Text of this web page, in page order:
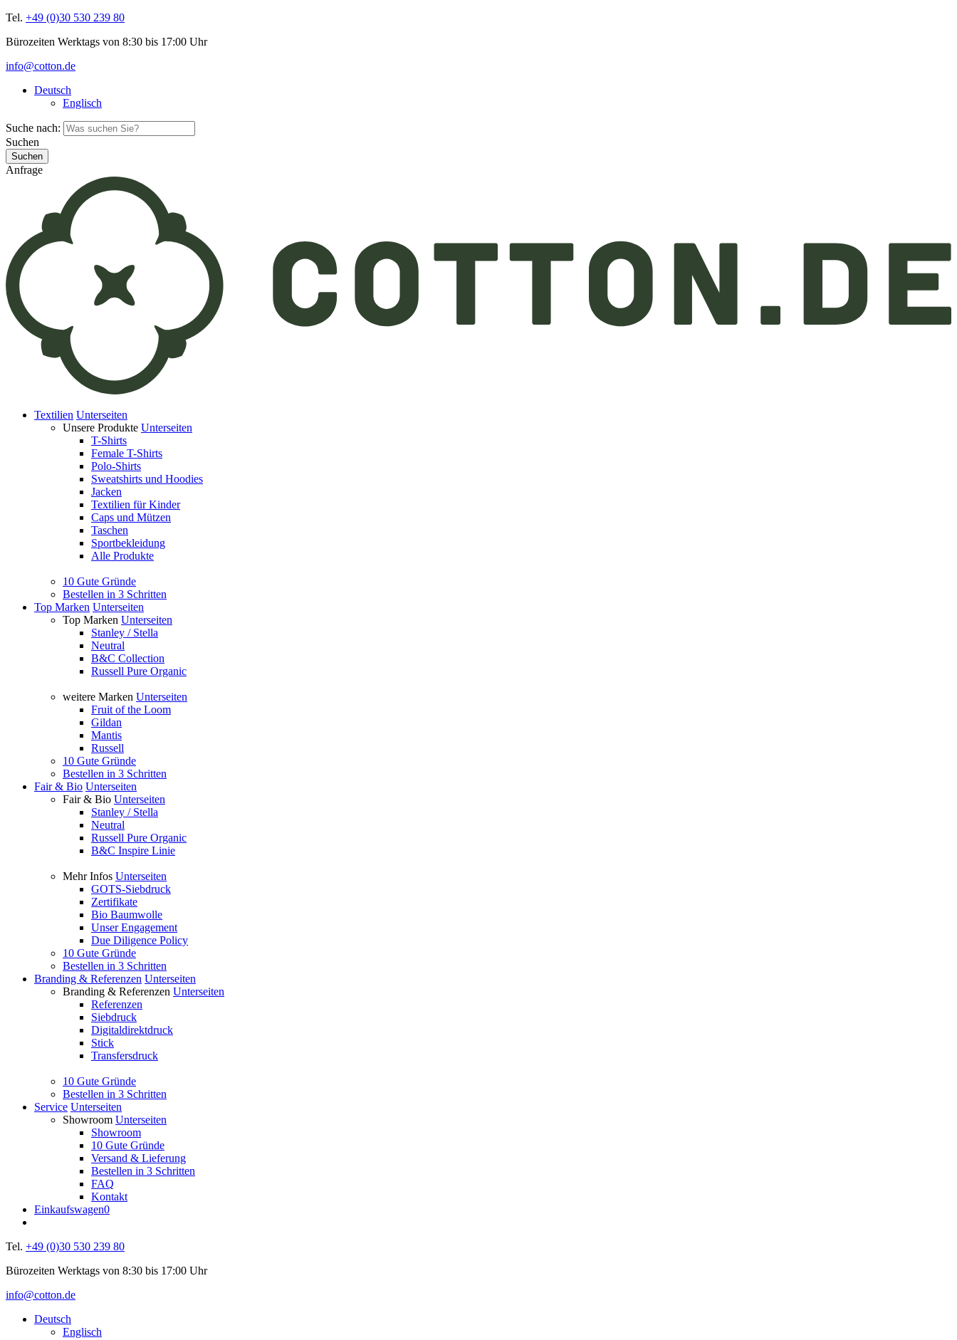
Tel. +49 (0)30 530 239 80
Bürozeiten Werktags von 8:30 bis 17:00 Uhr
info@cotton.de
Deutsch
Englisch
Suche nach:
Suchen
Anfrage
Textilien Unterseiten
Unsere Produkte Unterseiten
T-Shirts
Female T-Shirts
Polo-Shirts
Sweatshirts und Hoodies
Jacken
Textilien für Kinder
Caps und Mützen
Taschen
Sportbekleidung
Alle Produkte
10 Gute Gründe
Bestellen in 3 Schritten
Top Marken Unterseiten
Top Marken Unterseiten
Stanley / Stella
Neutral
B&C Collection
Russell Pure Organic
weitere Marken Unterseiten
Fruit of the Loom
Gildan
Mantis
Russell
10 Gute Gründe
Bestellen in 3 Schritten
Fair & Bio Unterseiten
Fair & Bio Unterseiten
Stanley / Stella
Neutral
Russell Pure Organic
B&C Inspire Linie
Mehr Infos Unterseiten
GOTS-Siebdruck
Zertifikate
Bio Baumwolle
Unser Engagement
Due Diligence Policy
10 Gute Gründe
Bestellen in 3 Schritten
Branding & Referenzen Unterseiten
Branding & Referenzen Unterseiten
Referenzen
Siebdruck
Digitaldirektdruck
Stick
Transfersdruck
10 Gute Gründe
Bestellen in 3 Schritten
Service Unterseiten
Showroom Unterseiten
Showroom
10 Gute Gründe
Versand & Lieferung
Bestellen in 3 Schritten
FAQ
Kontakt
Einkaufswagen0
Tel. +49 (0)30 530 239 80
Bürozeiten Werktags von 8:30 bis 17:00 Uhr
info@cotton.de
Deutsch
Englisch